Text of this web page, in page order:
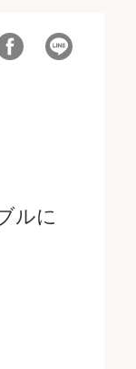
ルに